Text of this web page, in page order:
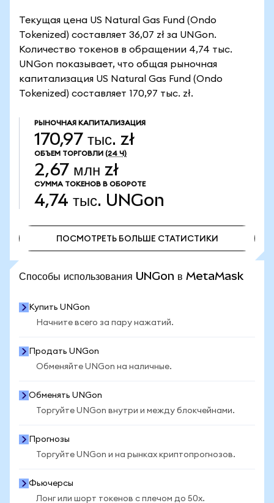
Текущая цена US Natural Gas Fund (Ondo
Tokenized) составляет 36,07 zł за UNGon.
Количество токенов в обращении 4,74 тыс.
UNGon показывает, что общая рыночная
капитализация US Natural Gas Fund (Ondo
Tokenized) составляет 170,97 тыс. zł.
РЫНОЧНАЯ КАПИТАЛИЗАЦИЯ
170,97 тыс. zł
ОБЪЕМ ТОРГОВЛИ (24 Ч)
2,67 млн zł
СУММА ТОКЕНОВ В ОБОРОТЕ
4,74 тыс. UNGon
ПОСМОТРЕТЬ БОЛЬШЕ СТАТИСТИКИ
Способы использования UNGon в MetaMask
Купить UNGon
Начните всего за пару нажатий.
Продать UNGon
Обменяйте UNGon на наличные.
Обменять UNGon
Торгуйте UNGon внутри и между блокчейнами.
Прогнозы
Торгуйте UNGon и на рынках криптопрогнозов.
Фьючерсы
Лонг или шорт токенов с плечом до 50x.